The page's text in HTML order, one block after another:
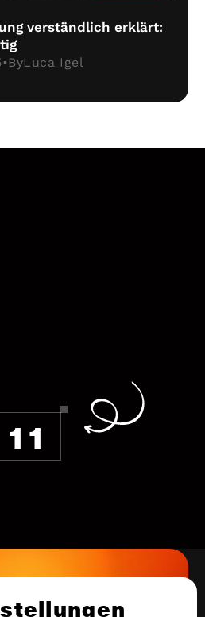
verständlich erklärt:
•ByLuca Igel
11